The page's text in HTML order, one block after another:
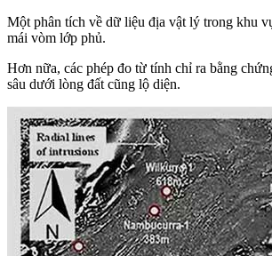
Một phân tích về dữ liệu địa vật lý trong khu
mái vòm lớp phủ.
Hơn nữa, các phép đo từ tính chỉ ra bằng
sâu dưới lòng đất cũng lộ diện.